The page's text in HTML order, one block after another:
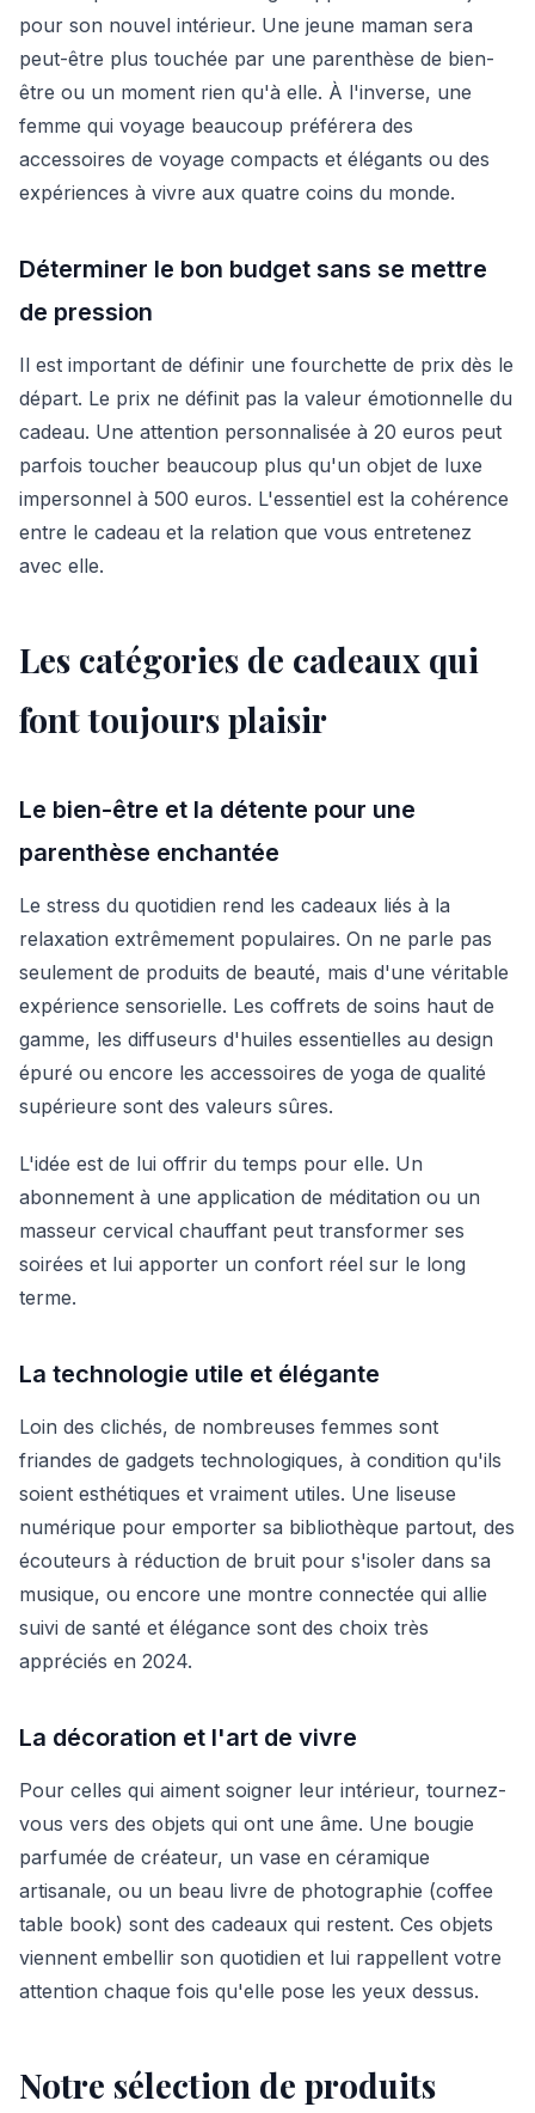
pour son nouvel intérieur. Une jeune maman sera
peut-être plus touchée par une parenthèse de bien-
être ou un moment rien qu'à elle. À l'inverse, une
femme qui voyage beaucoup préférera des
accessoires de voyage compacts et élégants ou des
expériences à vivre aux quatre coins du monde.
Déterminer le bon budget sans se mettre
de pression
Il est important de définir une fourchette de prix dès le
départ. Le prix ne définit pas la valeur émotionnelle du
cadeau. Une attention personnalisée à 20 euros peut
parfois toucher beaucoup plus qu'un objet de luxe
impersonnel à 500 euros. L'essentiel est la cohérence
entre le cadeau et la relation que vous entretenez
avec elle.
Les catégories de cadeaux qui
font toujours plaisir
Le bien-être et la détente pour une
parenthèse enchantée
Le stress du quotidien rend les cadeaux liés à la
relaxation extrêmement populaires. On ne parle pas
seulement de produits de beauté, mais d'une véritable
expérience sensorielle. Les coffrets de soins haut de
gamme, les diffuseurs d'huiles essentielles au design
épuré ou encore les accessoires de yoga de qualité
supérieure sont des valeurs sûres.
L'idée est de lui offrir du temps pour elle. Un
abonnement à une application de méditation ou un
masseur cervical chauffant peut transformer ses
soirées et lui apporter un confort réel sur le long
terme.
La technologie utile et élégante
Loin des clichés, de nombreuses femmes sont
friandes de gadgets technologiques, à condition qu'ils
soient esthétiques et vraiment utiles. Une liseuse
numérique pour emporter sa bibliothèque partout, des
écouteurs à réduction de bruit pour s'isoler dans sa
musique, ou encore une montre connectée qui allie
suivi de santé et élégance sont des choix très
appréciés en 2024.
La décoration et l'art de vivre
Pour celles qui aiment soigner leur intérieur, tournez-
vous vers des objets qui ont une âme. Une bougie
parfumée de créateur, un vase en céramique
artisanale, ou un beau livre de photographie (coffee
table book) sont des cadeaux qui restent. Ces objets
viennent embellir son quotidien et lui rappellent votre
attention chaque fois qu'elle pose les yeux dessus.
Notre sélection de produits